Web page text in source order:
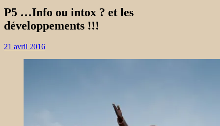
P5 …Info ou intox ? et les
développements !!!
21 avril 2016